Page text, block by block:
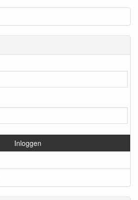
Inloggen